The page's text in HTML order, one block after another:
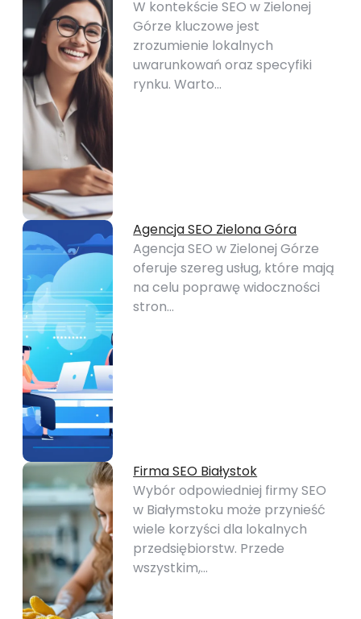
W kontekście SEO w Zielonej
Górze kluczowe jest
zrozumienie lokalnych
uwarunkowań oraz specyfiki
rynku. Warto…
Agencja SEO Zielona Góra
Agencja SEO w Zielonej Górze
oferuje szereg usług, które mają
na celu poprawę widoczności
stron…
Firma SEO Białystok
Wybór odpowiedniej firmy SEO
w Białymstoku może przynieść
wiele korzyści dla lokalnych
przedsiębiorstw. Przede
wszystkim,…